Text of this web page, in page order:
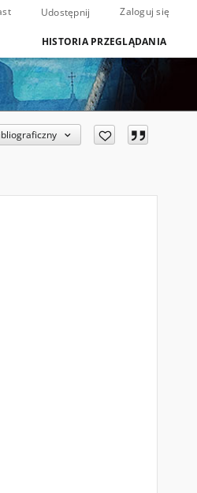
Udostępnij Zaloguj się
HISTORIA PRZEGLĄDANIA